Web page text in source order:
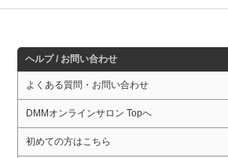
ヘルプ / お問い合わせ
よくある質問・お問い合わせ
DMMオンラインサロン Topへ
初めての方はこちら